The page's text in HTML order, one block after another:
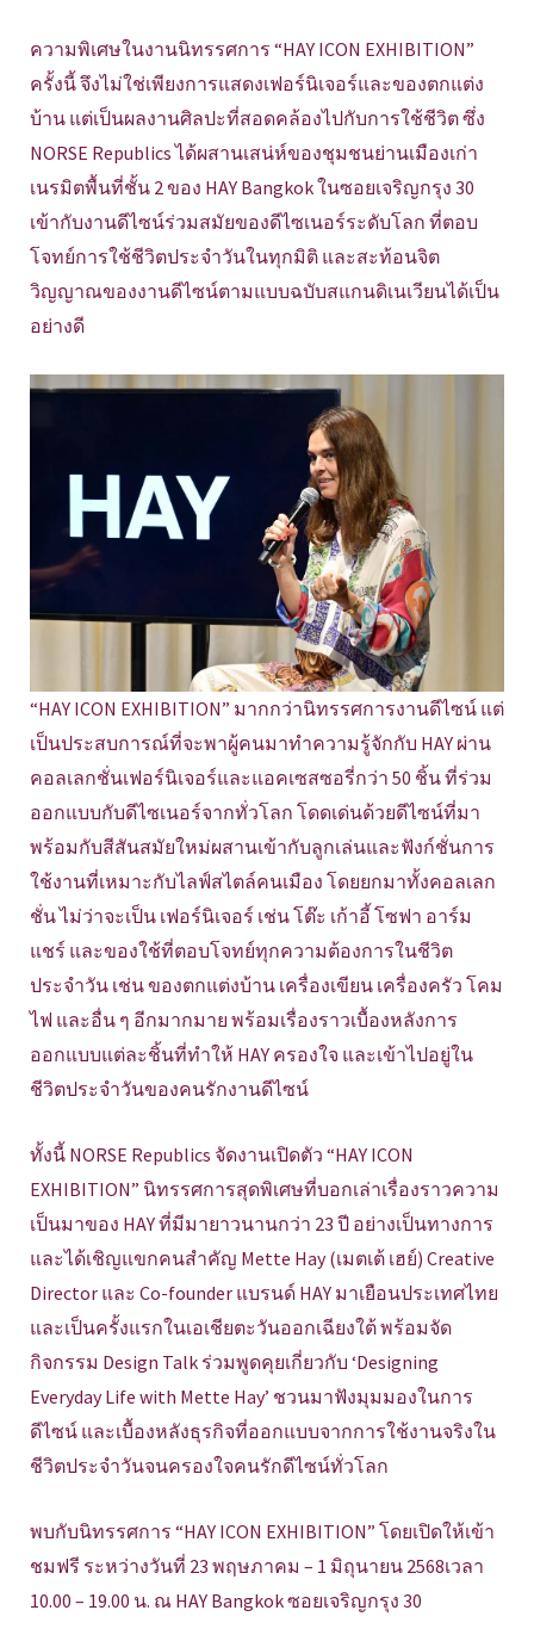
ความพิเศษในงานนิทรรศการ “HAY ICON EXHIBITION”
ครั้งนี้ จึงไม่ใช่เพียงการแสดงเฟอร์นิเจอร์และของตกแต่ง
บ้าน แต่เป็นผลงานศิลปะที่สอดคล้องไปกับการใช้ชีวิต ซึ่ง
NORSE Republics ได้ผสานเสน่ห์ของชุมชนย่านเมืองเก่า
เนรมิตพื้นที่ชั้น 2 ของ HAY Bangkok ในซอยเจริญกรุง 30
เข้ากับงานดีไซน์ร่วมสมัยของดีไซเนอร์ระดับโลก ที่ตอบ
โจทย์การใช้ชีวิตประจำวันในทุกมิติ และสะท้อนจิต
วิญญาณของงานดีไซน์ตามแบบฉบับสแกนดิเนเวียนได้เป็น
อย่างดี
“HAY ICON EXHIBITION” มากกว่านิทรรศการงานดีไซน์ แต่
เป็นประสบการณ์ที่จะพาผู้คนมาทำความรู้จักกับ HAY ผ่าน
คอลเลกชั่นเฟอร์นิเจอร์และแอคเซสซอรี่กว่า 50 ชิ้น ที่ร่วม
ออกแบบกับดีไซเนอร์จากทั่วโลก โดดเด่นด้วยดีไซน์ที่มา
พร้อมกับสีสันสมัยใหม่ผสานเข้ากับลูกเล่นและฟังก์ชั่นการ
ใช้งานที่เหมาะกับไลฟ์สไตล์คนเมือง โดยยกมาทั้งคอลเลก
ชั่น ไม่ว่าจะเป็น เฟอร์นิเจอร์ เช่น โต๊ะ เก้าอี้ โซฟา อาร์ม
แชร์ และของใช้ที่ตอบโจทย์ทุกความต้องการในชีวิต
ประจำวัน เช่น ของตกแต่งบ้าน เครื่องเขียน เครื่องครัว โคม
ไฟ และอื่น ๆ อีกมากมาย พร้อมเรื่องราวเบื้องหลังการ
ออกแบบแต่ละชิ้นที่ทำให้ HAY ครองใจ และเข้าไปอยู่ใน
ชีวิตประจำวันของคนรักงานดีไซน์
ทั้งนี้ NORSE Republics จัดงานเปิดตัว “HAY ICON
EXHIBITION” นิทรรศการสุดพิเศษที่บอกเล่าเรื่องราวความ
เป็นมาของ HAY ที่มีมายาวนานกว่า 23 ปี อย่างเป็นทางการ
และได้เชิญแขกคนสำคัญ Mette Hay (เมตเต้ เฮย์) Creative
Director และ Co-founder แบรนด์ HAY มาเยือนประเทศไทย
และเป็นครั้งแรกในเอเชียตะวันออกเฉียงใต้ พร้อมจัด
กิจกรรม Design Talk ร่วมพูดคุยเกี่ยวกับ ‘Designing
Everyday Life with Mette Hay’ ชวนมาฟังมุมมองในการ
ดีไซน์ และเบื้องหลังธุรกิจที่ออกแบบจากการใช้งานจริงใน
ชีวิตประจำวันจนครองใจคนรักดีไซน์ทั่วโลก
พบกับนิทรรศการ “HAY ICON EXHIBITION” โดยเปิดให้เข้า
ชมฟรี ระหว่างวันที่ 23 พฤษภาคม – 1 มิถุนายน 2568เวลา
10.00 – 19.00 น. ณ HAY Bangkok ซอยเจริญกรุง 30